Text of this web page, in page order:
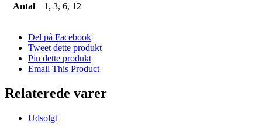
Antal 1, 3, 6, 12
Del på Facebook
Tweet dette produkt
Pin dette produkt
Email This Product
Relaterede varer
Udsolgt